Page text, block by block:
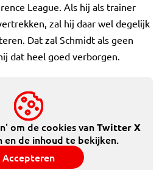
League. Als hij als trainer
zal hij daar wel degelijk
Dat zal Schmidt als geen
dat heel goed verborgen.
om de cookies vanTwitter X
en de inhoud te bekijken.
Accepteren